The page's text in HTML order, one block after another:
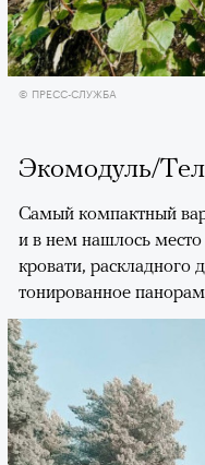
© ПРЕСС-СЛУЖБА
Экомодуль/
Самый компактный
и в нем нашлось
кровати, раскладного
тонированное